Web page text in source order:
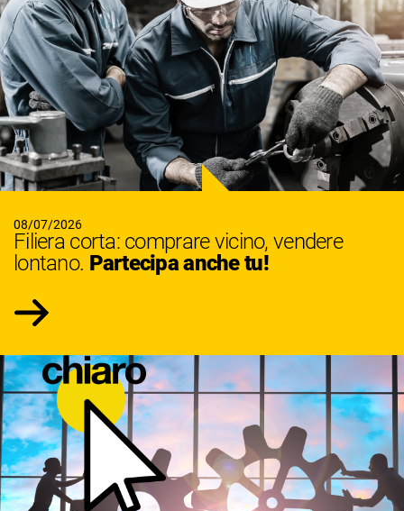
08/07/2026
Filiera corta: comprare vicino, vendere
lontano. Partecipa anche tu!